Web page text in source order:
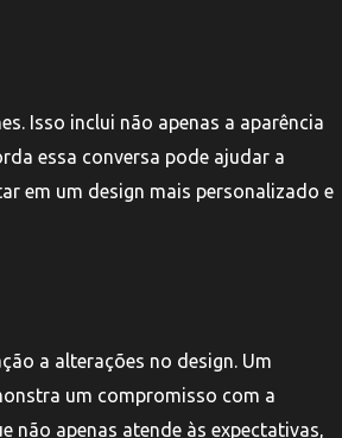
Isso inclui não apenas a aparência
essa conversa pode ajudar a
em um design mais personalizado e
a alterações no design. Um
um compromisso com a
não apenas atende às expectativas,